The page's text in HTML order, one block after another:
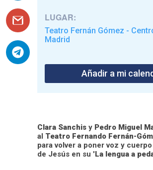
LUGAR:
Teatro Fernán Gómez -
Madrid
Añadir a mi
Clara Sanchis y Pedro Miguel
al Teatro Fernando Fernán-
para volver a poner voz y cuerpo
de Jesús en su 'La lengua a